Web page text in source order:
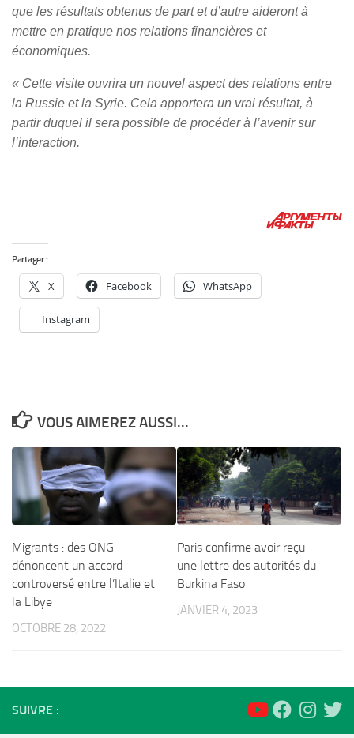
que les résultats obtenus de part et d’autre aideront à
mettre en pratique nos relations financières et
économiques.
« Cette visite ouvrira un nouvel aspect des relations entre
la Russie et la Syrie. Cela apportera un vrai résultat, à
partir duquel il sera possible de procéder à l’avenir sur
l’interaction.
Partager :
X Facebook WhatsApp
Instagram
VOUS AIMEREZ AUSSI...
Migrants : des ONG
dénoncent un accord
controversé entre l’Italie et
la Libye
OCTOBRE 28, 2022
Paris confirme avoir reçu
une lettre des autorités du
Burkina Faso
JANVIER 4, 2023
SUIVRE :